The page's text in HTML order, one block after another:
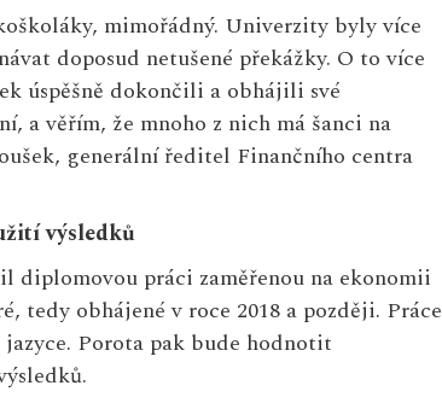
mimořádný. Univerzity byly více
doposud netušené překážky. O to více
úspěšně dokončili a obhájili své
a věřím, že mnoho z nich má šanci na
generální ředitel Finančního centra
výsledků
diplomovou práci zaměřenou na ekonomii
obhájené v roce 2018 a později. Práce
Porota pak bude hodnotit